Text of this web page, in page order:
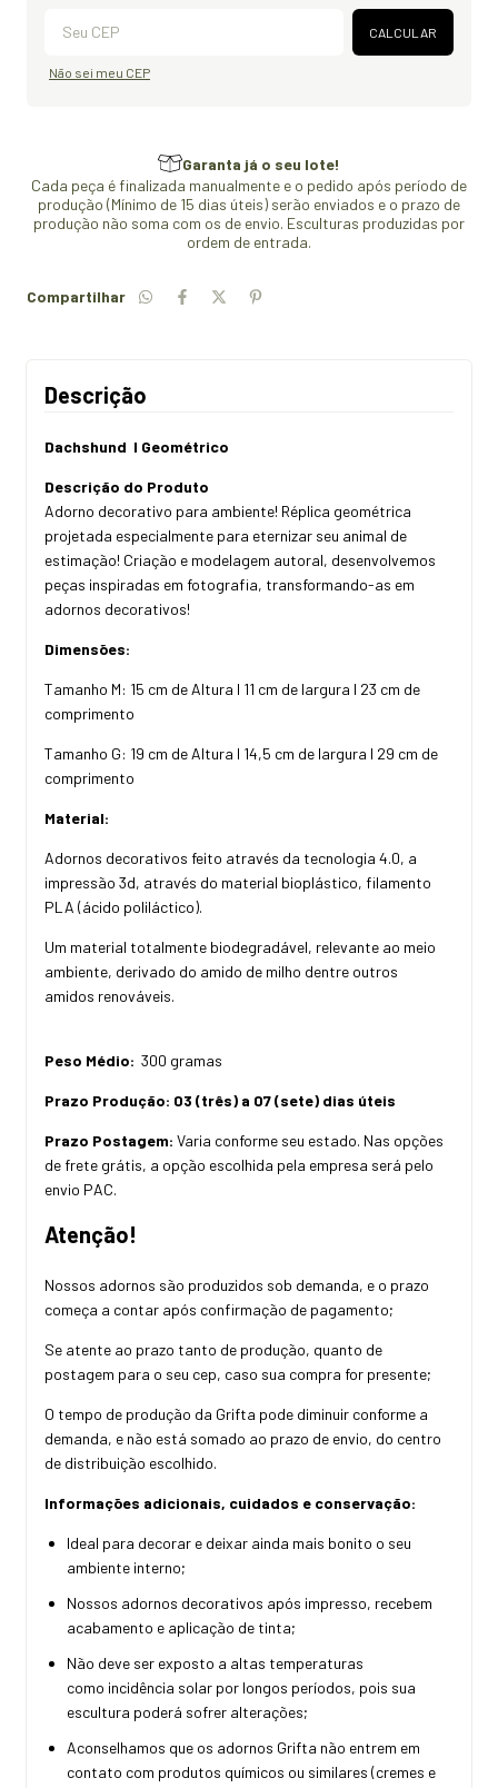
Alterar CEP
CALCULAR
Não sei meu CEP
Garanta já o seu lote!
Cada peça é finalizada manualmente e o pedido após período de
produção (Mínimo de 15 dias úteis) serão enviados e o prazo de
produção não soma com os de envio. Esculturas produzidas por
ordem de entrada.
Compartilhar
Descrição
Dachshund I Geométrico
Descrição do Produto
Adorno decorativo para ambiente! Réplica geométrica
projetada especialmente para eternizar seu animal de
estimação! Criação e modelagem autoral, desenvolvemos
peças inspiradas em fotografia, transformando-as em
adornos decorativos!
Dimensões:
Tamanho M: 15 cm de Altura I 11 cm de largura I 23 cm de
comprimento
Tamanho G: 19 cm de Altura I 14,5 cm de largura I 29 cm de
comprimento
Material:
Adornos decorativos feito através da tecnologia 4.0, a
impressão 3d, através do material bioplástico, filamento
PLA (ácido poliláctico).
Um material totalmente biodegradável, relevante ao meio
ambiente, derivado do amido de milho dentre outros
amidos renováveis.
Peso Médio: 300 gramas
Prazo Produção: 03 (três) a 07 (sete) dias úteis
Prazo Postagem: Varia conforme seu estado. Nas opções
de frete grátis, a opção escolhida pela empresa será pelo
envio PAC.
Atenção!
Nossos adornos são produzidos sob demanda, e o prazo
começa a contar após confirmação de pagamento;
Se atente ao prazo tanto de produção, quanto de
postagem para o seu cep, caso sua compra for presente;
O tempo de produção da Grifta pode diminuir conforme a
demanda, e não está somado ao prazo de envio, do centro
de distribuição escolhido.
Informações adicionais, cuidados e conservação:
Ideal para decorar e deixar ainda mais bonito o seu
ambiente interno;
Nossos adornos decorativos após impresso, recebem
acabamento e aplicação de tinta;
Não deve ser exposto a altas temperaturas
como incidência solar por longos períodos, pois sua
escultura poderá sofrer alterações;
Aconselhamos que os adornos Grifta não entrem em
contato com produtos químicos ou similares (cremes e